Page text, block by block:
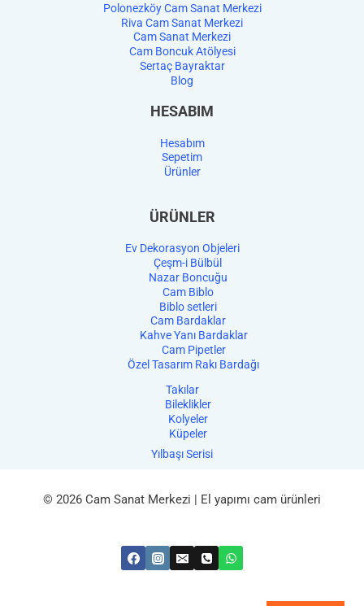
Polonezköy Cam Sanat Merkezi
Riva Cam Sanat Merkezi
Cam Sanat Merkezi
Cam Boncuk Atölyesi
Sertaç Bayraktar
Blog
HESABIM
Hesabım
Sepetim
Ürünler
ÜRÜNLER
Ev Dekorasyon Objeleri
Çeşm-i Bülbül
Nazar Boncuğu
Cam Biblo
Biblo setleri
Cam Bardaklar
Kahve Yanı Bardaklar
Cam Pipetler
Özel Tasarım Rakı Bardağı
Takılar
Bileklikler
Kolyeler
Küpeler
Yılbaşı Serisi
© 2026 Cam Sanat Merkezi | El yapımı cam ürünleri